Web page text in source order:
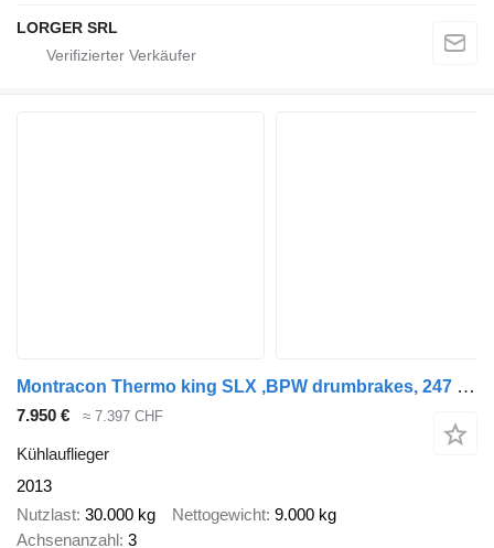
LORGER SRL
Montracon Thermo king SLX ,BPW drumbrakes, 247 width, 260 cm height, Schre
7.950 € ≈ 7.397 CHF
Kühlauflieger
2013
Nutzlast 30.000 kg Nettogewicht 9.000 kg
Achsenanzahl 3